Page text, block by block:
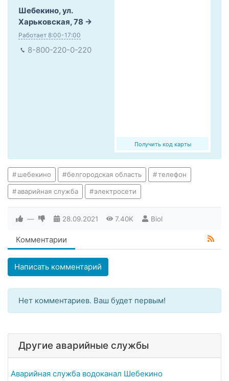
Получить код карты
Шебекино, ул.
Харьковская, 78
Работает 8:00-17:00
8-800-220-0-220
шебекино белгородская область телефон
аварийная служба электросети
— 28.09.2021 7.40K Biol
Комментарии
Написать комментарий
Нет комментариев. Ваш будет первым!
Другие аварийные службы
Аварийная служба водоканал Шебекино